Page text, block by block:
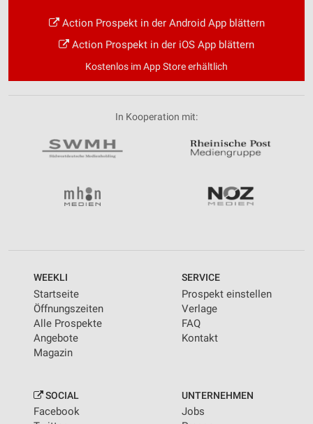
Action Prospekt in der Android App blättern
Action Prospekt in der iOS App blättern
Kostenlos im App Store erhältlich
In Kooperation mit:
WEEKLI
Startseite
Öffnungszeiten
Alle Prospekte
Angebote
Magazin
SERVICE
Prospekt einstellen
Verlage
FAQ
Kontakt
SOCIAL
Facebook
UNTERNEHMEN
Jobs